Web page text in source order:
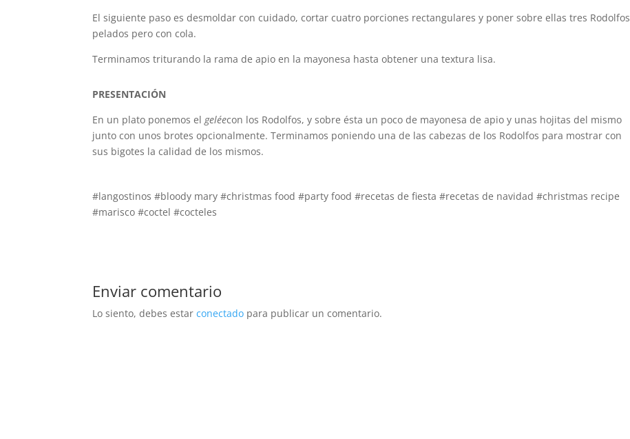
El siguiente paso es desmoldar con cuidado, cortar cuatro porciones rectangulares y poner sobre ellas tres Rodolfos
pelados pero con cola.
Terminamos triturando la rama de apio en la mayonesa hasta obtener una textura lisa.
PRESENTACIÓN
En un plato ponemos elgeléecon los Rodolfos, y sobre ésta un poco de mayonesa de apio y unas hojitas del mismo
junto con unos brotes opcionalmente. Terminamos poniendo una de las cabezas de los Rodolfos para mostrar con
sus bigotes la calidad de los mismos.
#langostinos #bloody mary #christmas food #party food #recetas de fiesta #recetas de navidad #christmas recipe
#marisco #coctel #cocteles
Enviar comentario
Lo siento, debes estarconectado para publicar un comentario.